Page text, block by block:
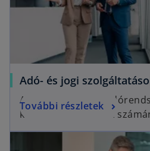
Adó- és jogi
A gyakran változó
kihívás a társaságok
További részletek